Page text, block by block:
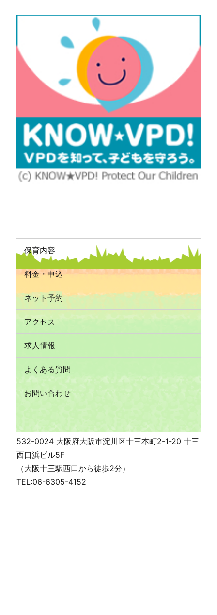
保育内容
料金・申込
ネット予約
アクセス
求人情報
よくある質問
お問い合わせ
532-0024 大阪府大阪市淀川区十三本町2-1-20 十三
西口浜ビル5F
（大阪十三駅西口から徒歩2分）
TEL:06-6305-4152